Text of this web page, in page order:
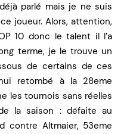
parlé mais je ne suis
joueur. Alors, attention,
10 donc le talent il l’a
terme, je le trouve un
de certains de ces
retombé à la 28eme
les tournois sans réelles
la saison : défaite au
contre Altmaier, 53eme